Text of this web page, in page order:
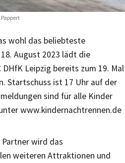
wohl das beliebteste
August 2023 lädt die
Leipzig bereits zum 19. Mal
Startschuss ist 17 Uhr auf der
sind für alle Kinder
www.kindernachtrennen.de
Partner wird das
weiteren Attraktionen und